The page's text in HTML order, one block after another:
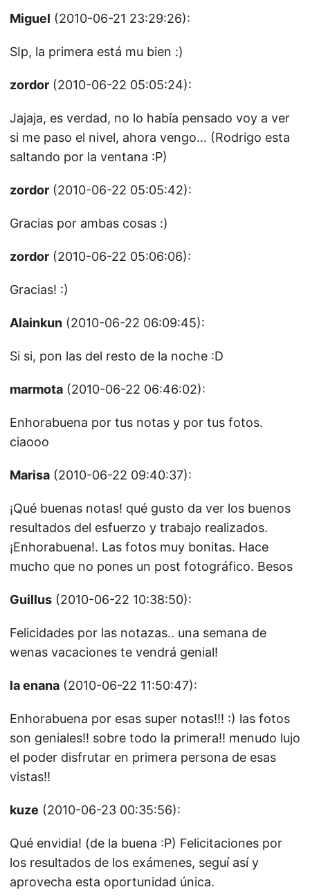
Miguel (2010-06-21 23:29:26):
SIp, la primera está mu bien :)
zordor (2010-06-22 05:05:24):
Jajaja, es verdad, no lo había pensado voy a ver
si me paso el nivel, ahora vengo… (Rodrigo esta
saltando por la ventana :P)
zordor (2010-06-22 05:05:42):
Gracias por ambas cosas :)
zordor (2010-06-22 05:06:06):
Gracias! :)
Alainkun (2010-06-22 06:09:45):
Si si, pon las del resto de la noche :D
marmota (2010-06-22 06:46:02):
Enhorabuena por tus notas y por tus fotos.
ciaooo
Marisa (2010-06-22 09:40:37):
¡Qué buenas notas! qué gusto da ver los buenos
resultados del esfuerzo y trabajo realizados.
¡Enhorabuena!. Las fotos muy bonitas. Hace
mucho que no pones un post fotográfico. Besos
Guillus (2010-06-22 10:38:50):
Felicidades por las notazas.. una semana de
wenas vacaciones te vendrá genial!
la enana (2010-06-22 11:50:47):
Enhorabuena por esas super notas!!! :) las fotos
son geniales!! sobre todo la primera!! menudo lujo
el poder disfrutar en primera persona de esas
vistas!!
kuze (2010-06-23 00:35:56):
Qué envidia! (de la buena :P) Felicitaciones por
los resultados de los exámenes, seguí así y
aprovecha esta oportunidad única.